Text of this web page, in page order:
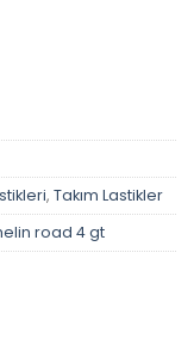
, Takım Lastikler
road 4 gt